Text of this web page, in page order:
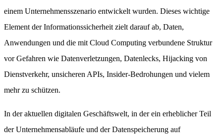
einem Unternehmensszenario entwickelt wurden. Dieses wichtige
Element der Informationssicherheit zielt darauf ab, Daten,
Anwendungen und die mit Cloud Computing verbundene Struktur
vor Gefahren wie Datenverletzungen, Datenlecks, Hijacking von
Dienstverkehr, unsicheren APIs, Insider-Bedrohungen und vielem
mehr zu schützen.
In der aktuellen digitalen Geschäftswelt, in der ein erheblicher Teil
der Unternehmensabläufe und der Datenspeicherung auf